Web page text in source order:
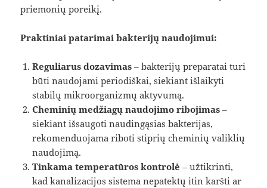
priemonių poreikį.
Praktiniai patarimai bakterijų naudojimui:
Reguliarus dozavimas – bakterijų preparatai turi
būti naudojami periodiškai, siekiant išlaikyti
stabilų mikroorganizmų aktyvumą.
Cheminių medžiagų naudojimo ribojimas –
siekiant išsaugoti naudingąsias bakterijas,
rekomenduojama riboti stiprių cheminių valiklių
naudojimą.
Tinkama temperatūros kontrolė – užtikrinti,
kad kanalizacijos sistema nepatektų itin karšti ar